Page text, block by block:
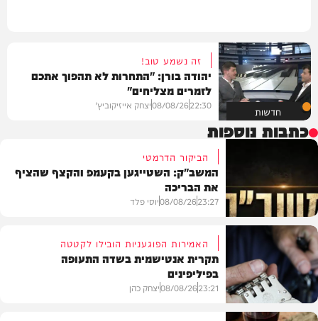
חדשות
זה נשמע טוב!
יהודה בורן: "התחרות לא תהפוך אתכם
לזמרים מצליחים"
22:30
08/08/26יצחק אייזיקוביץ'
כתבות נוספות
המשב"ק
הביקור הדרמטי
המשב"ק: השטייגען בקעמפ והקצף שהציף
את הבריכה
23:27
08/08/26יוסי פלד
האמירות הפוגעניות הובילו לקטטה
תקרית אנטישמית בשדה התעופה
בפיליפינים
23:21
08/08/26יצחק כהן